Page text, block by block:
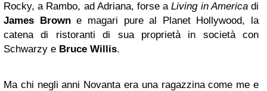
Rocky, a Rambo, ad Adriana, forse aLiving in Americadi
James Browne magari pure al Planet Hollywood, la
catena di ristoranti di sua proprietà in società con
Schwarzy e Bruce Willis.
Ma chi negli anni Novanta era una ragazzina come me e